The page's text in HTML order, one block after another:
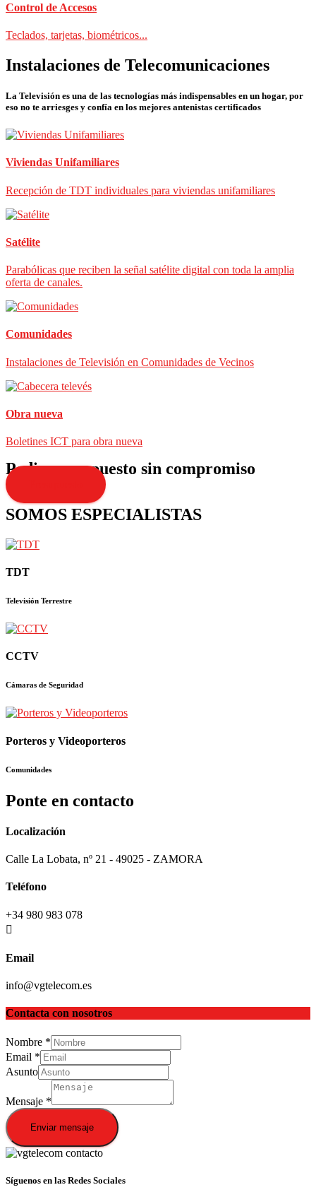
Control de Accesos
Teclados, tarjetas, biométricos...
Instalaciones de Telecomunicaciones
La Televisión es una de las tecnologías más indispensables en un hogar, por
eso no te arriesges y confía en los mejores antenistas certificados
Viviendas Unifamiliares
Recepción de TDT individuales para viviendas unifamiliares
Satélite
Parabólicas que reciben la señal satélite digital con toda la amplia
oferta de canales.
Comunidades
Instalaciones de Televisión en Comunidades de Vecinos
Obra nueva
Boletines ICT para obra nueva
Pedir presupuesto sin compromiso
SOMOS ESPECIALISTAS
TDT
Televisión Terrestre
CCTV
Cámaras de Seguridad
Porteros y Videoporteros
Comunidades
Ponte en contacto
Localización
Calle La Lobata, nº 21 - 49025 - ZAMORA
Teléfono
+34 980 983 078
Email
info@vgtelecom.es
Contacta con nosotros
Nombre *
Email *
Asunto
Mensaje *
Enviar mensaje
Síguenos en las Redes Sociales